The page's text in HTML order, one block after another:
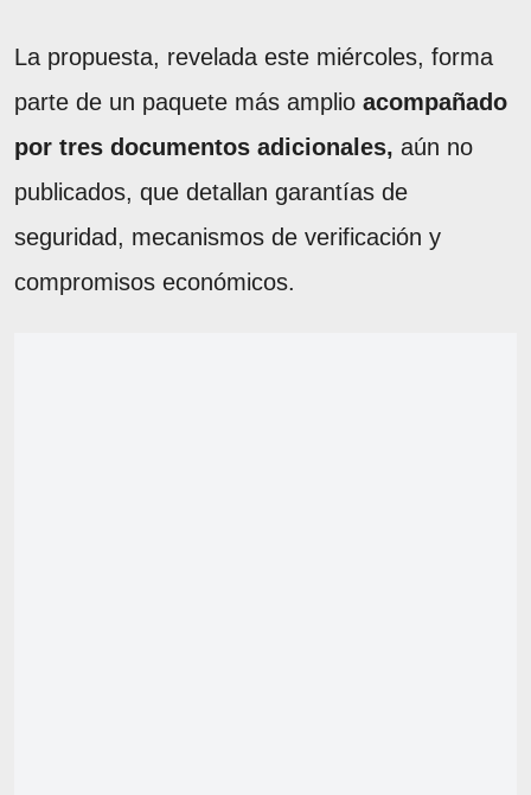
La propuesta, revelada este miércoles, forma
parte de un paquete más amplio acompañado
por tres documentos adicionales, aún no
publicados, que detallan garantías de
seguridad, mecanismos de verificación y
compromisos económicos.